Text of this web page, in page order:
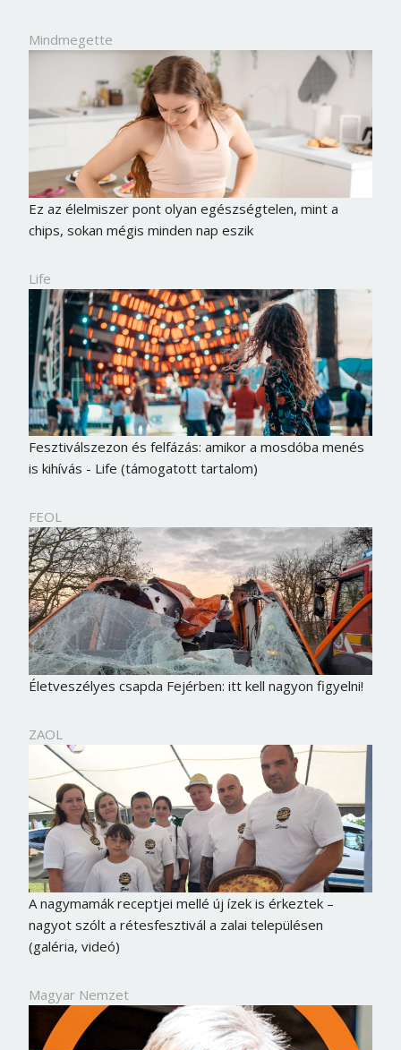
Mindmegette
Ez az élelmiszer pont olyan egészségtelen, mint a
chips, sokan mégis minden nap eszik
Life
Fesztiválszezon és felfázás: amikor a mosdóba menés
is kihívás - Life (támogatott tartalom)
FEOL
Életveszélyes csapda Fejérben: itt kell nagyon figyelni!
ZAOL
A nagymamák receptjei mellé új ízek is érkeztek –
nagyot szólt a rétesfesztivál a zalai településen
(galéria, videó)
Magyar Nemzet